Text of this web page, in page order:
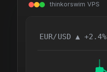
thinkorswim VPS
EUR/USD ▲ +2.4%